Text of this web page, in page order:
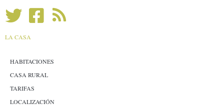
LA CASA
HABITACIONES
CASA RURAL
TARIFAS
LOCALIZACIÓN